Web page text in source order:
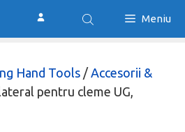
Meniu
Hand Tools / Accesorii &
pentru cleme UG,